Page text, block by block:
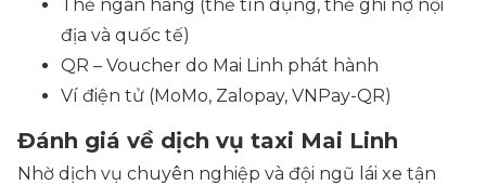
Thẻ ngân hàng (thẻ tín dụng, thẻ ghi nợ nội
địa và quốc tế)
QR – Voucher do Mai Linh phát hành
Ví điện tử (MoMo, Zalopay, VNPay-QR)
Đánh giá về dịch vụ taxi Mai Linh
Nhờ dịch vụ chuyên nghiệp và đội ngũ lái xe tận